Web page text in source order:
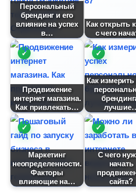
Персональный
рендинг и его
лияние на успех
Как открыть
с чего
Продвижение
интернет магазина.
Как привлекать
Как измерить
Маркетин
неопределенности.
Факторы
лияющие на
С чего
начать
сайта?